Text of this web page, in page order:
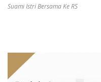
Suami Istri Bersama Ke RS